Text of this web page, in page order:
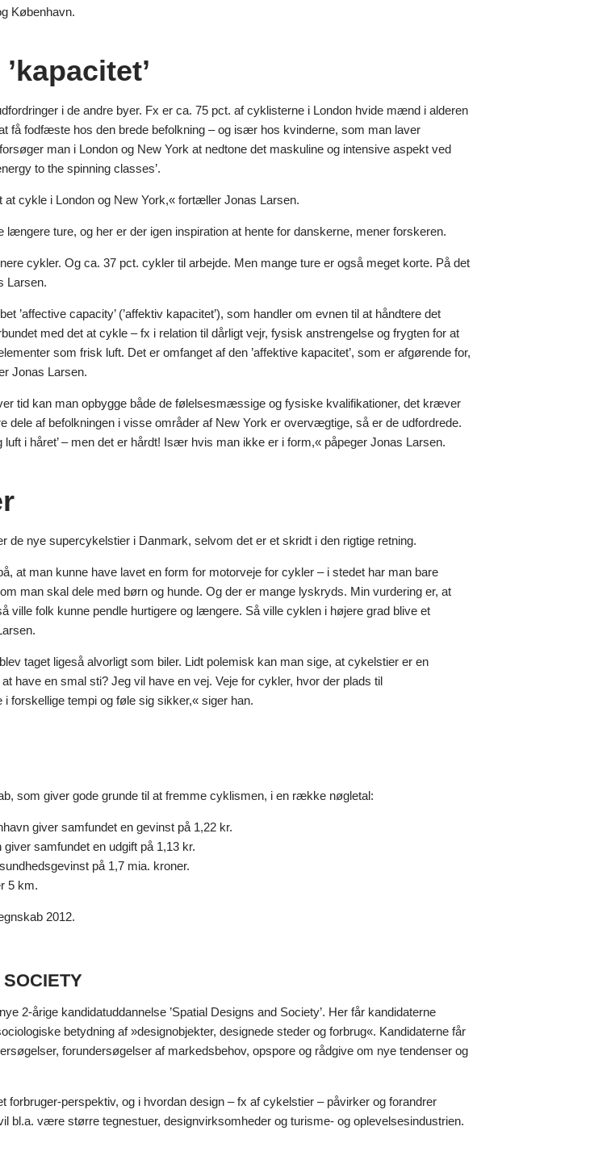
København.
i de andre byer. Fx er ca. 75 pct. af cyklisterne i London hvide mænd i alderen
få fodfæste hos den brede befolkning – og især hos kvinderne, som man laver
man i London og New York at nedtone det maskuline og intensive aspekt ved
to the spinning classes’.
cykle i London og New York,« fortæller Jonas Larsen.
længere ture, og her er der igen inspiration at hente for danskerne, mener forskeren.
cykler. Og ca. 37 pct. cykler til arbejde. Men mange ture er også meget korte. På det
Larsen.
’affective capacity’ (’affektiv kapacitet’), som handler om evnen til at håndtere det
med det at cykle – fx i relation til dårligt vejr, fysisk anstrengelse og frygten for at
som frisk luft. Det er omfanget af den ’affektive kapacitet’, som er afgørende for,
Jonas Larsen.
tid kan man opbygge både de følelsesmæssige og fysiske kvalifikationer, det kræver
dele af befolkningen i visse områder af New York er overvægtige, så er de udfordrede.
luft i håret’ – men det er hårdt! Især hvis man ikke er i form,« påpeger Jonas Larsen.
de nye supercykelstier i Danmark, selvom det er et skridt i den rigtige retning.
at man kunne have lavet en form for motorveje for cykler – i stedet har man bare
man skal dele med børn og hunde. Og der er mange lyskryds. Min vurdering er, at
ville folk kunne pendle hurtigere og længere. Så ville cyklen i højere grad blive et
taget ligeså alvorligt som biler. Lidt polemisk kan man sige, at cykelstier er en
have en smal sti? Jeg vil have en vej. Veje for cykler, hvor der plads til
forskellige tempi og føle sig sikker,« siger han.
som giver gode grunde til at fremme cyklismen, i en række nøgletal:
giver samfundet en gevinst på 1,22 kr.
samfundet en udgift på 1,13 kr.
på 1,7 mia. kroner.
5 km.
2012.
2-årige kandidatuddannelse ’Spatial Designs and Society’. Her får kandidaterne
betydning af »designobjekter, designede steder og forbrug«. Kandidaterne får
forundersøgelser af markedsbehov, opspore og rådgive om nye tendenser og
forbruger-perspektiv, og i hvordan design – fx af cykelstier – påvirker og forandrer
bl.a. være større tegnestuer, designvirksomheder og turisme- og oplevelsesindustrien.